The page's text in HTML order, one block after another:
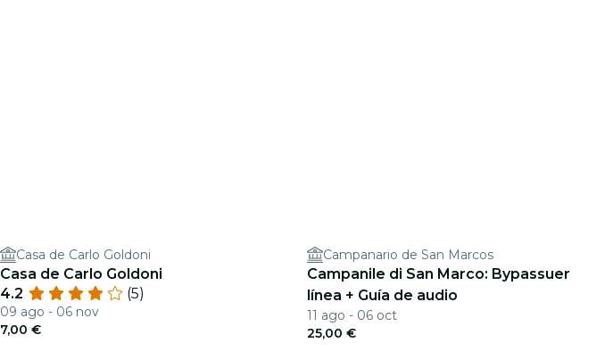
Casa de Carlo Goldoni
Casa de Carlo Goldoni
4.2
(5)
09 ago - 06 nov
7,00 €
Campanario de San Marcos
Campanile di San Marco: Bypassuer
línea + Guía de audio
11 ago - 06 oct
25,00 €